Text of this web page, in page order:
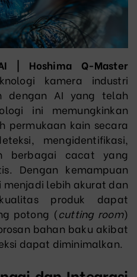
| Hoshima Q-Master
kamera industri
dengan AI yang telah
ini memungkinkan
permukaan kain secara
mengidentifikasi,
berbagai cacat yang
Dengan kemampuan
menjadi lebih akurat dan
produk dapat
potong (cutting room)
bahan baku akibat
dapat diminimalkan.